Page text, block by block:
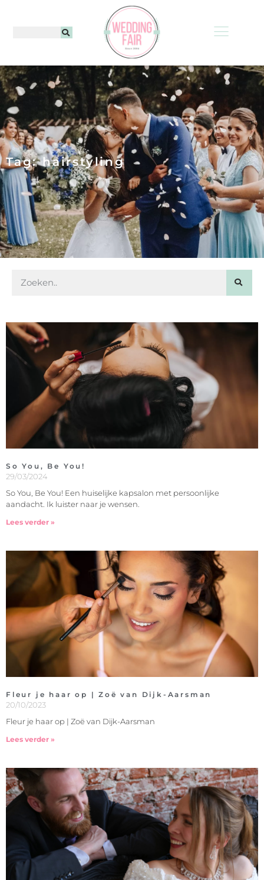
Tag: hairstyling
So You, Be You!
29/03/2024
So You, Be You! Een huiselijke kapsalon met persoonlijke
aandacht. Ik luister naar je wensen.
Lees verder »
Fleur je haar op | Zoë van Dijk-Aarsman
20/10/2023
Fleur je haar op | Zoë van Dijk-Aarsman
Lees verder »